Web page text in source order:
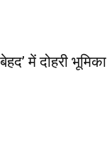
में दोहरी भूमिका